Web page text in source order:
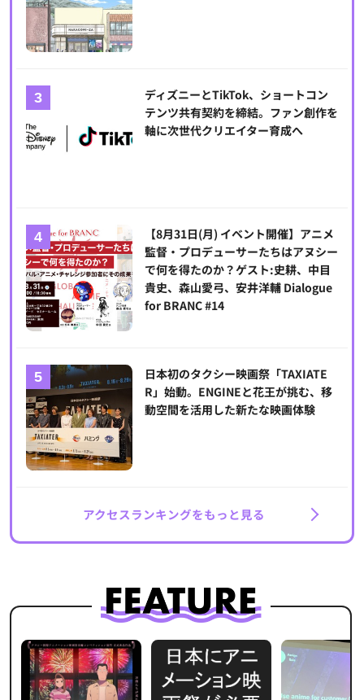
ディズニーとTikTok、ショートコン
テンツ共有契約を締結。ファン創作を
軸に次世代クリエイター育成へ
【8月31日(月) イベント開催】アニメ
監督・プロデューサーたちはアヌシー
で何を得たのか？ゲスト:史耕、中目
貴史、森山愛弓、安井洋輔 Dialogue
for BRANC #14
日本初のタクシー映画祭「TAXIATE
R」始動。ENGINEと花王が挑む、移
動空間を活用した新たな映画体験
アクセスランキングをもっと見る